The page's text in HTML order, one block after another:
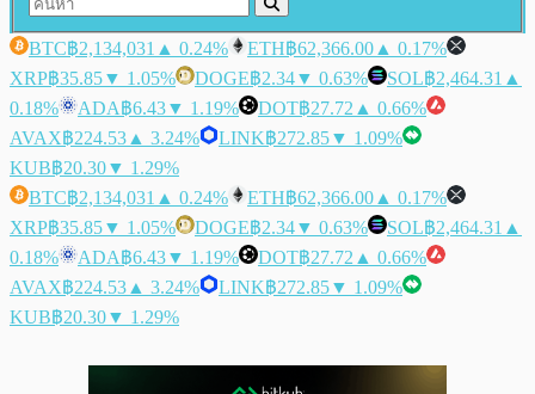
BTC฿2,134,031 ▲ 0.24% ETH฿62,366.00 ▲ 0.17%
XRP฿35.85▼ 1.05% DOGE฿2.34▼ 0.63% SOL฿2,464.31 ▲
0.18%
ADA฿6.43▼ 1.19% DOT฿27.72 ▲ 0.66%
AVAX฿224.53 ▲ 3.24% LINK฿272.85▼ 1.09%
KUB฿20.30▼ 1.29%
BTC฿2,134,031 ▲ 0.24% ETH฿62,366.00 ▲ 0.17%
XRP฿35.85▼ 1.05% DOGE฿2.34▼ 0.63% SOL฿2,464.31 ▲
0.18%
ADA฿6.43▼ 1.19% DOT฿27.72 ▲ 0.66%
AVAX฿224.53 ▲ 3.24% LINK฿272.85▼ 1.09%
KUB฿20.30▼ 1.29%